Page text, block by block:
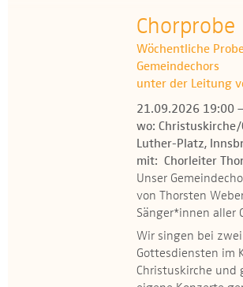
OEZ
Wissenswertes
Medien
Kontakt
Chorprobe
Wöchentliche
Gemeindechors
unter der Leitung
21.09.2026 19:00
wo: Christuskirche/
Luther-Platz,
mit: Chorleiter
Unser
von Thorsten
Sänger*innen aller
Wir singen bei
Gottesdiensten im
Christuskirche und